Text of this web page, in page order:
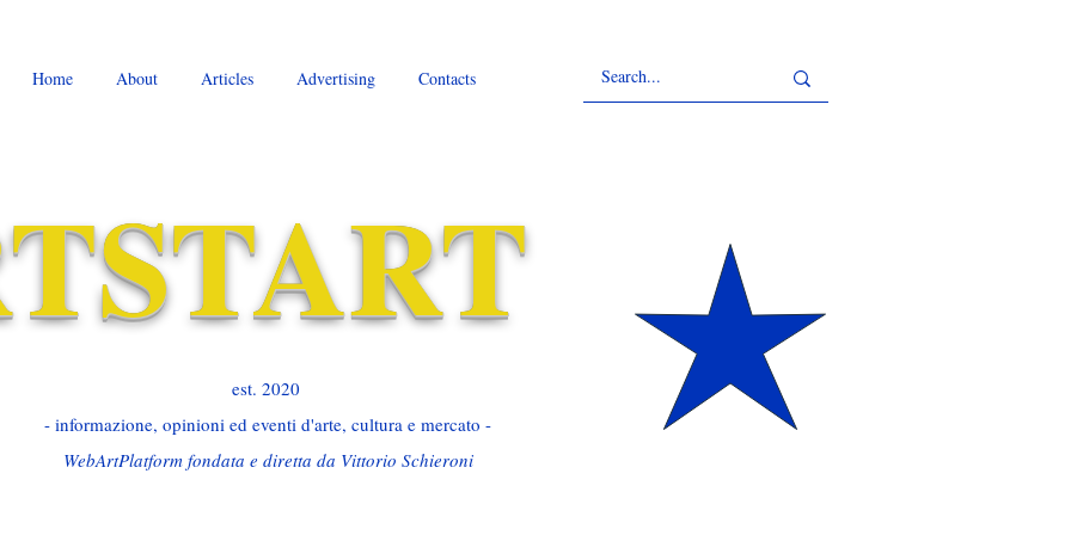
Home About Articles Advertising Contacts
est. 2020 ​
- informazione, opinioni ed eventi d'arte, cultura e mercato -
WebArtPlatform fondata e diretta da Vittorio Schieroni